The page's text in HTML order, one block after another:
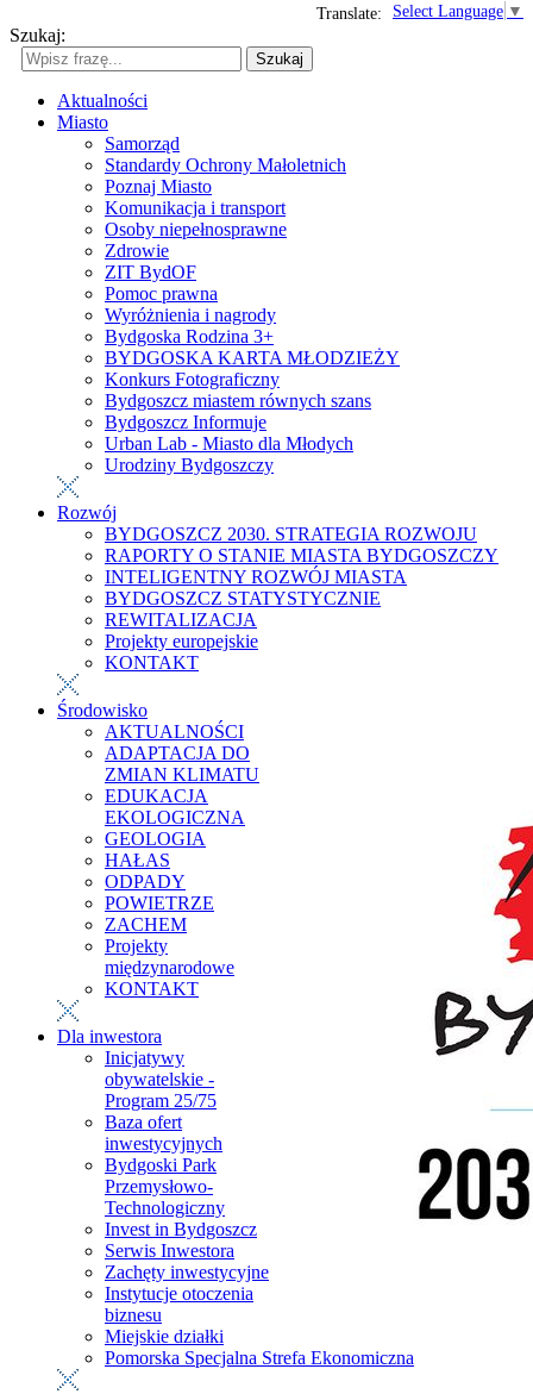
Select Language ▼
Translate:
Szukaj:
Szukaj
Aktualności
Miasto
Samorząd
Standardy Ochrony Małoletnich
Poznaj Miasto
Komunikacja i transport
Osoby niepełnosprawne
Zdrowie
ZIT BydOF
Pomoc prawna
Wyróżnienia i nagrody
Bydgoska Rodzina 3+
BYDGOSKA KARTA MŁODZIEŻY
Konkurs Fotograficzny
Bydgoszcz miastem równych szans
Bydgoszcz Informuje
Urban Lab - Miasto dla Młodych
Urodziny Bydgoszczy
Rozwój
BYDGOSZCZ 2030. STRATEGIA ROZWOJU
RAPORTY O STANIE MIASTA BYDGOSZCZY
INTELIGENTNY ROZWÓJ MIASTA
BYDGOSZCZ STATYSTYCZNIE
REWITALIZACJA
Projekty europejskie
KONTAKT
Środowisko
AKTUALNOŚCI
ADAPTACJA DO
ZMIAN KLIMATU
EDUKACJA
EKOLOGICZNA
GEOLOGIA
HAŁAS
ODPADY
POWIETRZE
ZACHEM
Projekty
międzynarodowe
KONTAKT
Dla inwestora
Inicjatywy
obywatelskie -
Program 25/75
Baza ofert
inwestycyjnych
Bydgoski Park
Przemysłowo-
Technologiczny
Invest in Bydgoszcz
Serwis Inwestora
Zachęty inwestycyjne
Instytucje otoczenia
biznesu
Miejskie działki
Pomorska Specjalna Strefa Ekonomiczna